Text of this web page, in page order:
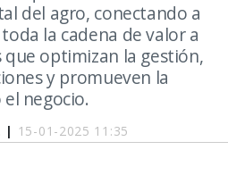
| 15-01-2025 11:35
del agro, conectando a
la cadena de valor a
que optimizan la gestión,
y promueven la
negocio.